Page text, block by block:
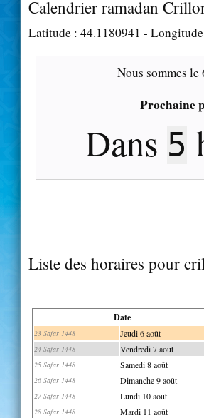
Calendrier ramadan
Latitude : 44.1180941 -
Nous sommes le
Prochaine
Dans 5
Liste des horaires pour
Date
23 Safar 1448 Jeudi 6 août
24 Safar 1448 Vendredi 7 août
25 Safar 1448 Samedi 8 août
26 Safar 1448 Dimanche 9 août
27 Safar 1448 Lundi 10 août
28 Safar 1448 Mardi 11 août